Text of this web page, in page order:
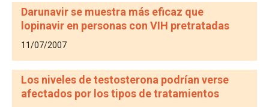
Darunavir se muestra más eficaz que
lopinavir en personas con VIH pretratadas
11/07/2007
Los niveles de testosterona podrían verse
afectados por los tipos de tratamientos